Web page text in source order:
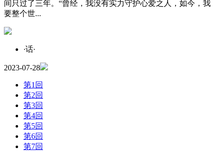
间只过了三年。“曾经，我没有实力守护心爱之人，如今，我
要整个世...
·话·
2023-07-28
第1回
第2回
第3回
第4回
第5回
第6回
第7回